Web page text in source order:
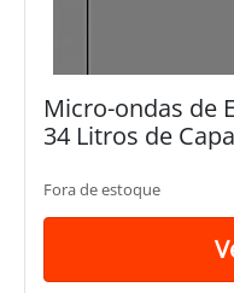
Micro-ondas de
34 Litros de
Fora de estoque